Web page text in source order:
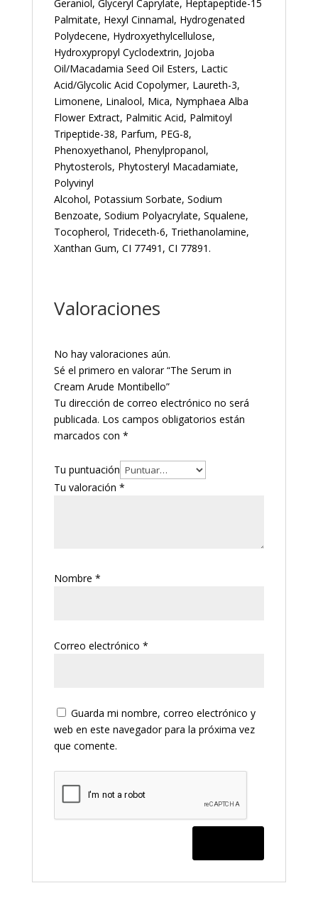
Geraniol, Glyceryl Caprylate, Heptapeptide-15
Palmitate, Hexyl Cinnamal, Hydrogenated
Polydecene, Hydroxyethylcellulose,
Hydroxypropyl Cyclodextrin, Jojoba
Oil/Macadamia Seed Oil Esters, Lactic
Acid/Glycolic Acid Copolymer, Laureth-3,
Limonene, Linalool, Mica, Nymphaea Alba
Flower Extract, Palmitic Acid, Palmitoyl
Tripeptide-38, Parfum, PEG-8,
Phenoxyethanol, Phenylpropanol,
Phytosterols, Phytosteryl Macadamiate,
Polyvinyl
Alcohol, Potassium Sorbate, Sodium
Benzoate, Sodium Polyacrylate, Squalene,
Tocopherol, Trideceth-6, Triethanolamine,
Xanthan Gum, CI 77491, CI 77891.
Valoraciones
No hay valoraciones aún.
Sé el primero en valorar “The Serum in
Cream Arude Montibello”
Tu dirección de correo electrónico no será
publicada. Los campos obligatorios están
marcados con *
Tu puntuación
Tu valoración *
Nombre *
Correo electrónico *
Guarda mi nombre, correo electrónico y
web en este navegador para la próxima vez
que comente.